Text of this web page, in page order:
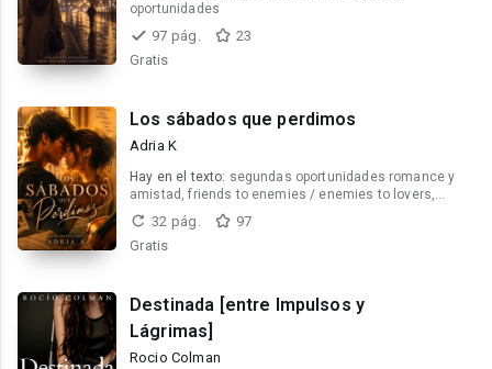
oportunidades
97 pág.
23
Gratis
Los sábados que perdimos
Adria K
Hay en el texto: segundas oportunidades romance y
amistad, friends to enemies / enemies to lovers,
cliches de instituto
32 pág.
97
Gratis
Destinada [entre Impulsos y
Lágrimas]
Rocio Colman